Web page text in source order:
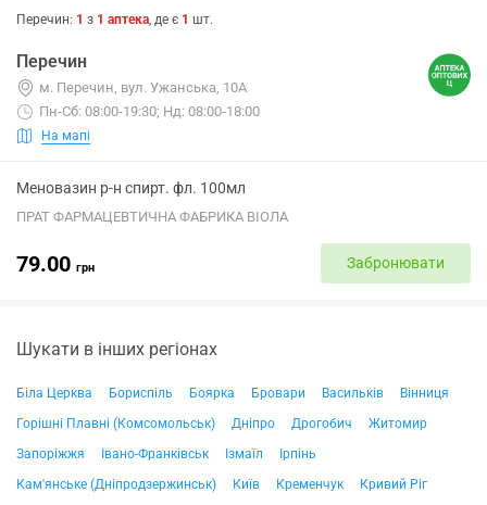
Перечин: 1 з 1 аптека, де є 1 шт.
Перечин
м. Перечин, вул. Ужанська, 10А
Пн-Сб: 08:00-19:30; Нд: 08:00-18:00
На мапі
Меновазин р-н спирт. фл. 100мл
ПРАТ ФАРМАЦЕВТИЧНА ФАБРИКА ВІОЛА
79.00 грн Забронювати
Шукати в інших регіонах
Біла Церква Бориспіль Боярка Бровари Васильків
Вінниця
Горішні Плавні (Комсомольськ)
Дніпро Дрогобич
Житомир
Запоріжжя
Івано-Франківськ Ізмаїл
Ірпінь
Кам'янське (Дніпродзержинськ)
Київ Кременчук
Кривий Ріг